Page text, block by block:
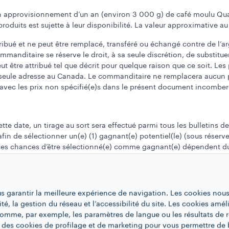
d’un an (environ 3 000 g) de café moulu
est sujette à leur disponibilité. La valeur approximative
et ne peut être remplacé, transféré ou échangé contre de
se réserve le droit, à sa seule discrétion, de
être attribué tel que décrit pour quelque raison que ce soit.
adresse au Canada. Le commanditaire ne remplacera
les prix non spécifié(e)s dans le présent document
date, un tirage au sort sera effectué parmi tous les bulletins
de sélectionner un(e) (1) gagnant(e) potentiel(le) (sous
chances d’être sélectionné(e) comme gagnant(e) dépendent
sera / seront avisé(e)(s) par message direct par le biais du
Pour être déclaré(e) gagnant(e), le / la participant(e)
suivant la première tentative de communication du
garantir la meilleure expérience de navigation. Les cookies
la gestion du réseau et l’accessibilité du site. Les cookies
par exemple, les paramètres de langue ou les résultats
cookies de profilage et de marketing pour vous permettre de